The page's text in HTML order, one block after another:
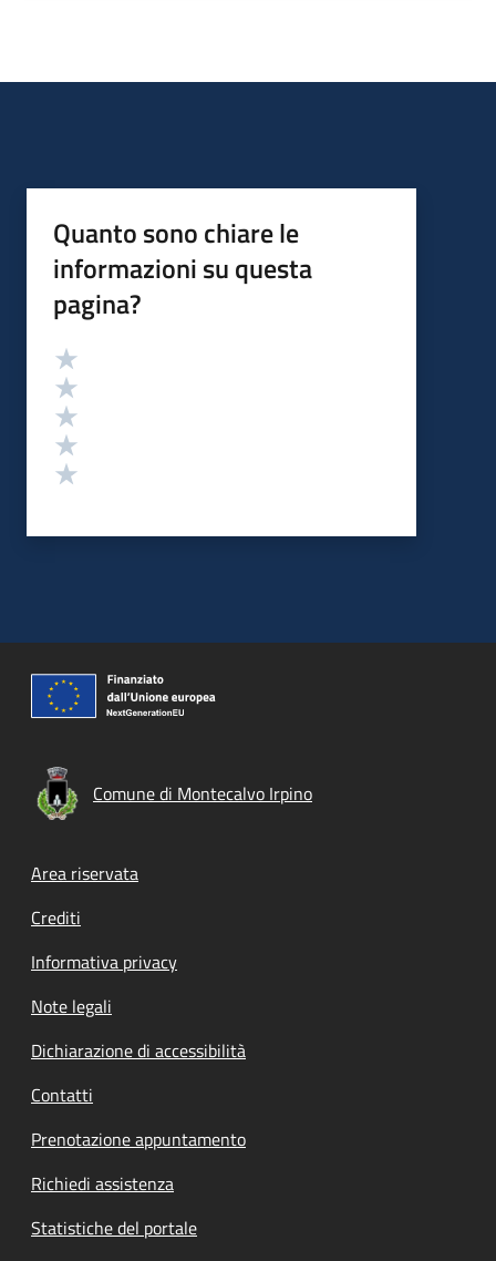
Quanto sono chiare le
informazioni su questa
pagina?
Valutazione
Comune di Montecalvo Irpino
Footer menu
Area riservata
Crediti
Informativa privacy
Note legali
Dichiarazione di accessibilità
Contatti
Prenotazione appuntamento
Richiedi assistenza
Statistiche del portale